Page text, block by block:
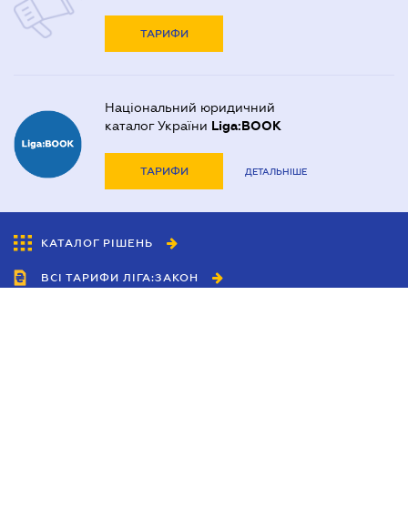
ТАРИФИ
Національний юридичний
каталог України Liga:BOOK
ТАРИФИ ДЕТАЛЬНІШЕ
КАТАЛОГ РІШЕНЬ
ВСІ ТАРИФИ ЛІГА:ЗАКОН